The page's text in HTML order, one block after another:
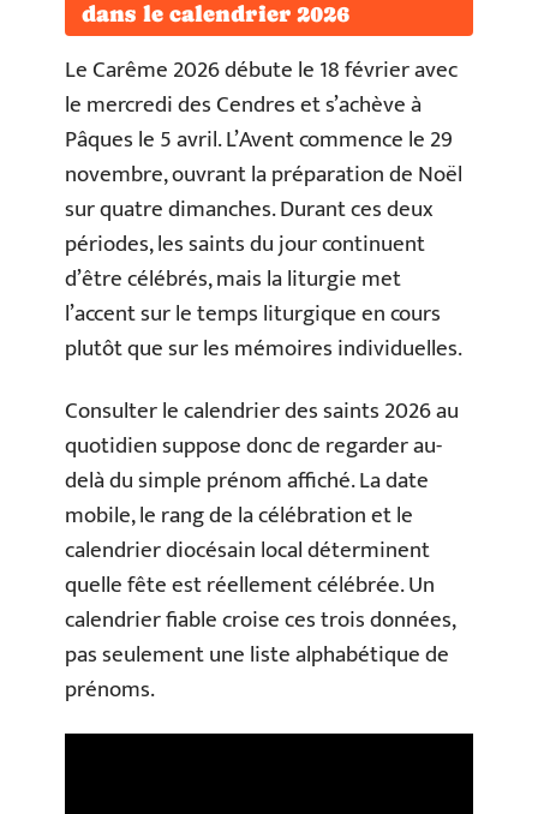
dans le calendrier 2026
Le Carême 2026 débute le 18 février avec
le mercredi des Cendres et s’achève à
Pâques le 5 avril. L’Avent commence le 29
novembre, ouvrant la préparation de Noël
sur quatre dimanches. Durant ces deux
périodes, les saints du jour continuent
d’être célébrés, mais la liturgie met
l’accent sur le temps liturgique en cours
plutôt que sur les mémoires individuelles.
Consulter le calendrier des saints 2026 au
quotidien suppose donc de regarder au-
delà du simple prénom affiché. La date
mobile, le rang de la célébration et le
calendrier diocésain local déterminent
quelle fête est réellement célébrée. Un
calendrier fiable croise ces trois données,
pas seulement une liste alphabétique de
prénoms.